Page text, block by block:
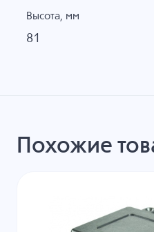
Высота, мм
81
Похожие